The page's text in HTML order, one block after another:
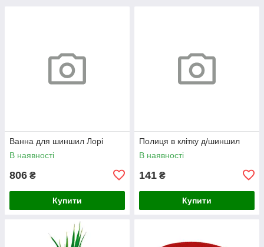
Ванна для шиншил Лорі
В наявності
806 ₴
Купити
Полиця в клітку д/шиншил
В наявності
141 ₴
Купити